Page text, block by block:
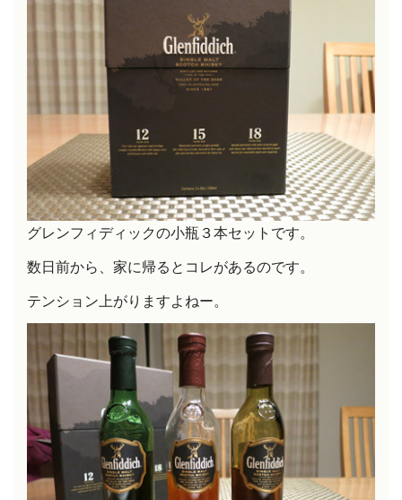
グレンフィディックの小瓶３本セットです。
数日前から、家に帰るとコレがあるのです。
テンション上がりますよねー。